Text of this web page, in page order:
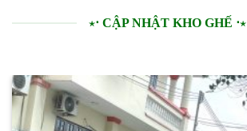
⋆⋅ CẬP NHẬT KHO GHẾ ⋅⋆